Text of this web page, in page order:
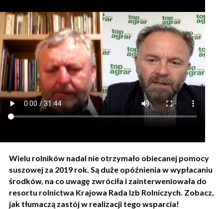
Wielu rolników nadal nie otrzymało obiecanej pomocy
suszowej za 2019 rok. Są duże opóźnienia w wypłacaniu
środków, na co uwagę zwróciła i zainterweniowała do
resortu rolnictwa Krajowa Rada Izb Rolniczych. Zobacz,
jak tłumaczą zastój w realizacji tego wsparcia!